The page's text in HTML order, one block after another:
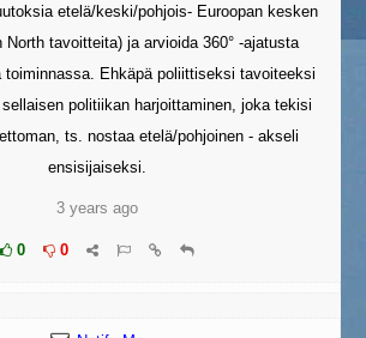
etelä/keski/pohjois- Euroopan kesken
North tavoitteita) ja arvioida 360° -ajatusta
toiminnassa. Ehkäpä poliittiseksi tavoiteeksi
politiikan harjoittaminen, joka tekisi
ts. nostaa etelä/pohjoinen - akseli
ensisijaiseksi.
3 years ago
0 0